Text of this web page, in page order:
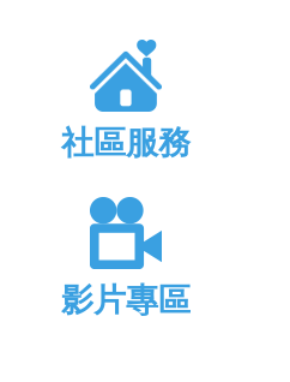
社區服務
影片專區